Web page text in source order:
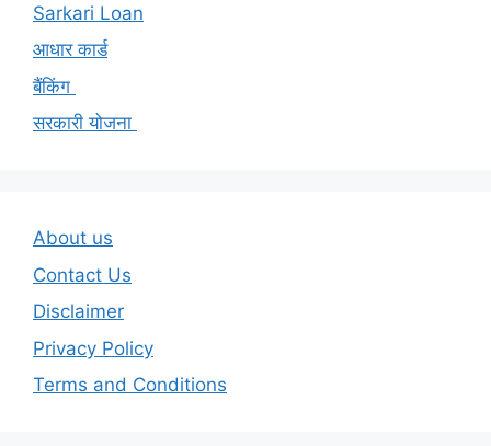
Sarkari Loan
आधार कार्ड
बैंकिंग
सरकारी योजना
About us
Contact Us
Disclaimer
Privacy Policy
Terms and Conditions